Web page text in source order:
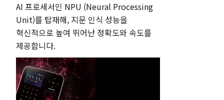
AI 프로세서인 NPU (Neural Processing
Unit)를 탑재해, 지문 인식 성능을
혁신적으로 높여 뛰어난 정확도와 속도를
제공합니다.